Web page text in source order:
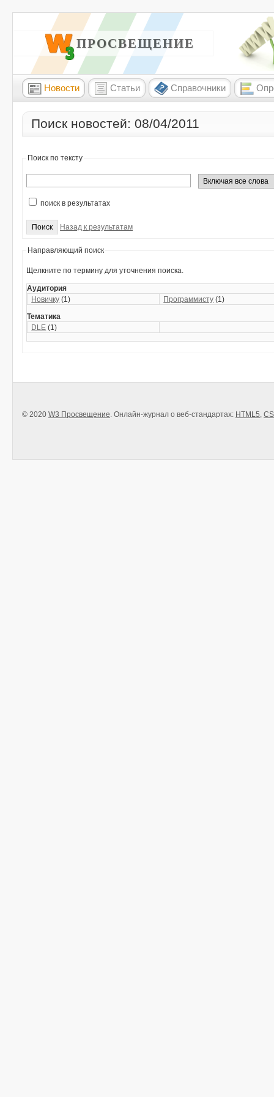
W3 ПРОСВЕЩЕНИЕ
Новости Статьи Справочники
Поиск новостей: 08/04/2011
Поиск по тексту
поиск в результатах
Назад к результатам
Направляющий поиск
Щелкните по термину для уточнения поиска.
Аудитория
Новичку (1) Программисту (1)
Тематика
DLE (1)
© 2020 W3 Просвещение. Онлайн-журнал о веб-стандартах: HTML5,